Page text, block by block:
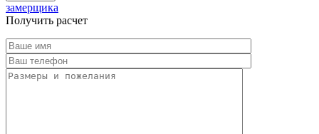
замерщика
Получить расчет